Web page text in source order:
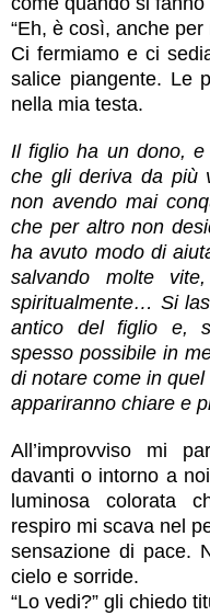
“Eh, è così, anche per
Ci fermiamo e ci
salice piangente. Le
nella mia testa.
Il figlio ha un dono,
che gli deriva da più
non avendo mai
che per altro non
ha avuto modo di
salvando molte
spiritualmente… Si
antico del figlio e,
spesso possibile in
di notare come in
appariranno chiare e
All’improvviso mi
davanti o intorno a
luminosa colorata
respiro mi scava nel
sensazione di pace.
cielo e sorride.
“Lo vedi?” gli chiedo